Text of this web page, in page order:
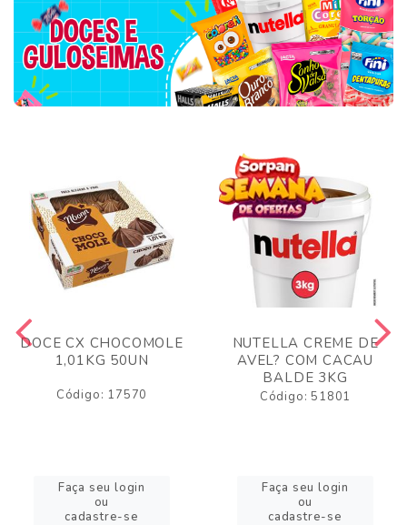
DOCE CX CHOCOMOLE
1,01KG 50UN
Código: 17570
Faça seu login
ou
cadastre-se
NUTELLA CREME DE
AVEL? COM CACAU
BALDE 3KG
Código: 51801
Faça seu login
ou
cadastre-se